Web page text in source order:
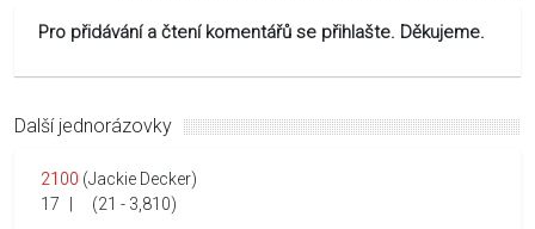
Pro přidávání a čtení komentářů se přihlašte. Děkujeme.
Další jednorázovky
2100 (Jackie Decker)
17
(21 - 3,810)